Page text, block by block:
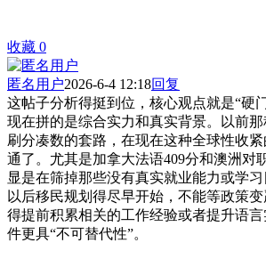
收藏 0
匿名用户2026-6-4 12:18回复
这帖子分析得挺到位，核心观点就是“硬
现在拼的是综合实力和真实背景。以前那
刷分凑数的套路，在现在这种全球性收
通了。尤其是加拿大法语409分和澳洲对
显是在筛掉那些没有真实就业能力或学
以后移民规划得尽早开始，不能等政策变
得提前积累相关的工作经验或者提升语
件更具“不可替代性”。